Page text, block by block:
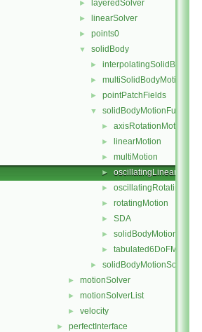
► layeredSolver
► linearSolver
► points0
▼ solidBody
►
►
► pointPatchFields
▼ solidBodyMotionFunctions
► axisRotationMotion
► linearMotion
► multiMotion
► oscillatingLinearMotion
►
► rotatingMotion
► SDA
►
► tabulated6DoFMotion
► solidBodyMotionSolver
► motionSolver
► motionSolverList
► velocity
► perfectInterface